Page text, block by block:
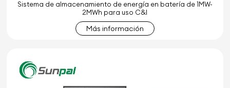
Sistema de almacenamiento de energía en batería de 1MW-
2MWh para uso C&I
Más información